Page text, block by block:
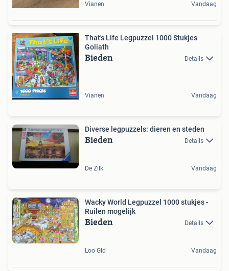
Vianen Vandaag
That's Life Legpuzzel 1000 Stukjes
Goliath
Bieden Details
Vianen Vandaag
Diverse legpuzzels: dieren en steden
Bieden Details
De Zilk Vandaag
Wacky World Legpuzzel 1000 stukjes -
Ruilen mogelijk
Bieden Details
Loo Gld Vandaag